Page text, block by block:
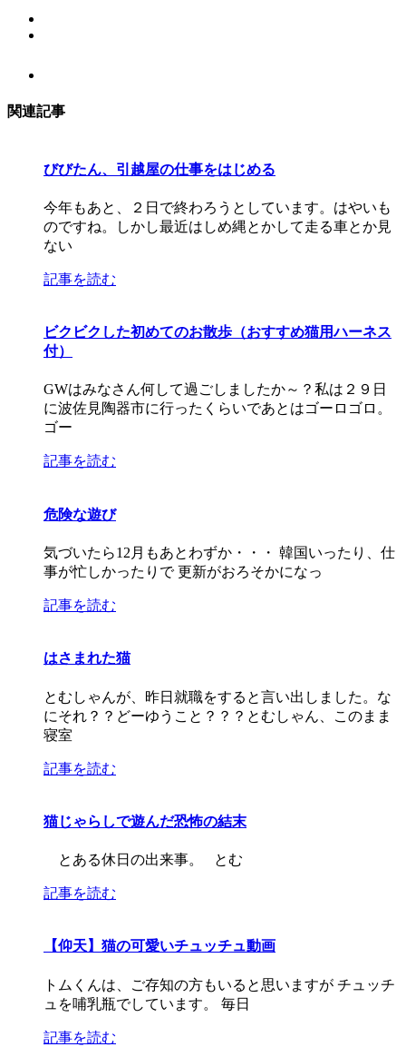
関連記事
びびたん、引越屋の仕事をはじめる
今年もあと、２日で終わろうとしています。はやいも
のですね。しかし最近はしめ縄とかして走る車とか見
ない
記事を読む
ビクビクした初めてのお散歩（おすすめ猫用ハーネス
付）
GWはみなさん何して過ごしましたか～？私は２９日
に波佐見陶器市に行ったくらいであとはゴーロゴロ。
ゴー
記事を読む
危険な遊び
気づいたら12月もあとわずか・・・ 韓国いったり、仕
事が忙しかったりで 更新がおろそかになっ
記事を読む
はさまれた猫
とむしゃんが、昨日就職をすると言い出しました。な
にそれ？？どーゆうこと？？？とむしゃん、このまま
寝室
記事を読む
猫じゃらしで遊んだ恐怖の結末
とある休日の出来事。 とむ
記事を読む
【仰天】猫の可愛いチュッチュ動画
トムくんは、ご存知の方もいると思いますが チュッチ
ュを哺乳瓶でしています。 毎日
記事を読む